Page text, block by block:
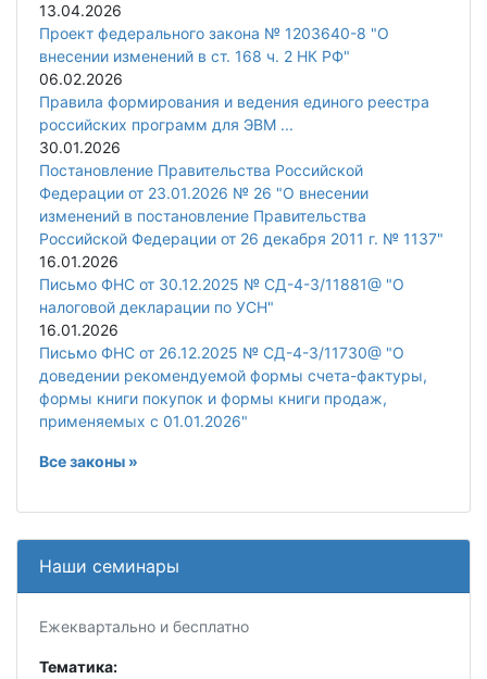
13.04.2026
Проект федерального закона № 1203640-8 "О
внесении изменений в ст. 168 ч. 2 НК РФ"
06.02.2026
Правила формирования и ведения единого реестра
российских программ для ЭВМ ...
30.01.2026
Постановление Правительства Российской
Федерации от 23.01.2026 № 26 "О внесении
изменений в постановление Правительства
Российской Федерации от 26 декабря 2011 г. № 1137"
16.01.2026
Письмо ФНС от 30.12.2025 № СД-4-3/11881@ "О
налоговой декларации по УСН"
16.01.2026
Письмо ФНС от 26.12.2025 № СД-4-3/11730@ "О
доведении рекомендуемой формы счета-фактуры,
формы книги покупок и формы книги продаж,
применяемых с 01.01.2026"
Все законы »
Наши семинары
Ежеквартально и бесплатно
Тематика: